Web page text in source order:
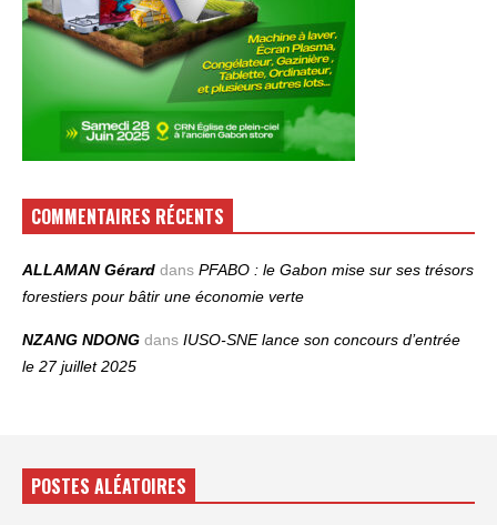
COMMENTAIRES RÉCENTS
ALLAMAN Gérard dans PFABO : le Gabon mise sur ses trésors
forestiers pour bâtir une économie verte
NZANG NDONG dans IUSO‑SNE lance son concours d’entrée
le 27 juillet 2025
POSTES ALÉATOIRES